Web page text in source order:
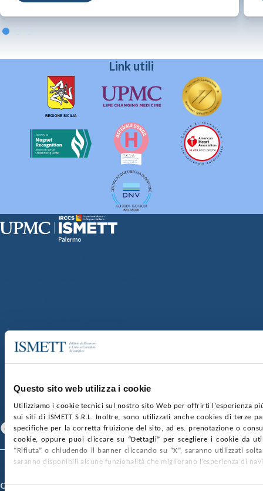
Questo sito web utilizza i cookie
Utilizziamo i cookie tecnici sul nostro sito Web per offrirti l'esperienza
sui siti di ISMETT S.R.L. Inoltre, sono utilizzati anche cookies di terze
specifiche per la corretta fruizione del sito, ad es. prenotazione o
cookie, oppure puoi cliccare su “Dettagli” per scegliere i cookie da
“Rifiuta” o chiudendo il banner cliccando su “X”, saranno utilizzati
saranno disponibili alcune funzionalità che migliorano l’esperienza di
Link utili
SOCIETÀ TRASPARENTE
GARE E CONTRATTIPRIVACYCOOKIE POLICY
CONTATTI
SEGUICI SU
Facebook Linkedin Youtube
© 2026 ISMETT (Istituto Mediterraneo per i Trapianti e Terapie ad Alta
Credits